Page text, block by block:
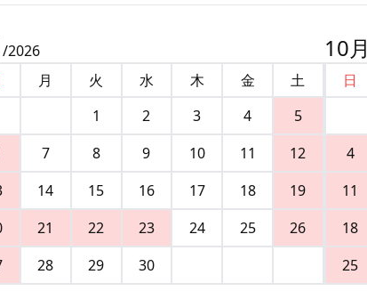
/2026
月 火 水 木 金
土
1
2 3 4
5
7 8 9 10 11
12
14 15 16 17 18
19
21 22 23 24 25
26
28 29 30
10月
日
4
11
18
25